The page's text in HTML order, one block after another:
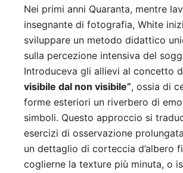
Nei primi anni Quaranta, mentre
insegnante di fotografia, White
sviluppare un metodo didattico
sulla percezione intensiva del
Introduceva gli allievi al concetto
visibile dal non visibile”, ossia di
forme esteriori un riverbero di
simboli. Questo approccio si
esercizi di osservazione
un dettaglio di corteccia d’albero
coglierne la texture più minuta, o